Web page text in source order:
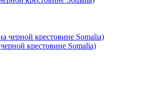
крестовине Somalia)